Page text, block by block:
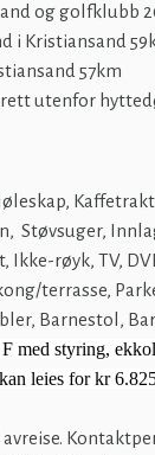
og golfklubb
i Kristiansand
57km
utenfor
Støvsuger,
Ikke-røyk, TV,
terrasse,
Barnestol,
med styring,
leies for kr